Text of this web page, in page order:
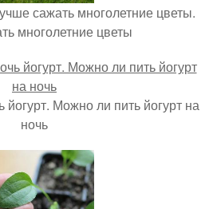
сажать многолетние цветы.
многолетние цветы
Можно ли пить йогурт на
ночь